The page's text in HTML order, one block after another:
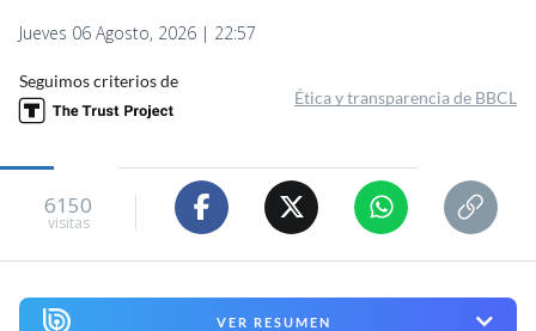
Jueves 06 Agosto, 2026 | 22:57
Seguimos criterios de
Ética y transparencia de BBCL
6150
visitas
VER RESUMEN